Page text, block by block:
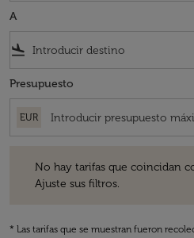
A
flight_land
Presupuesto
EUR
No hay tarifas que coincidan
Ajuste sus filtros.
* Las tarifas que se muestran fueron